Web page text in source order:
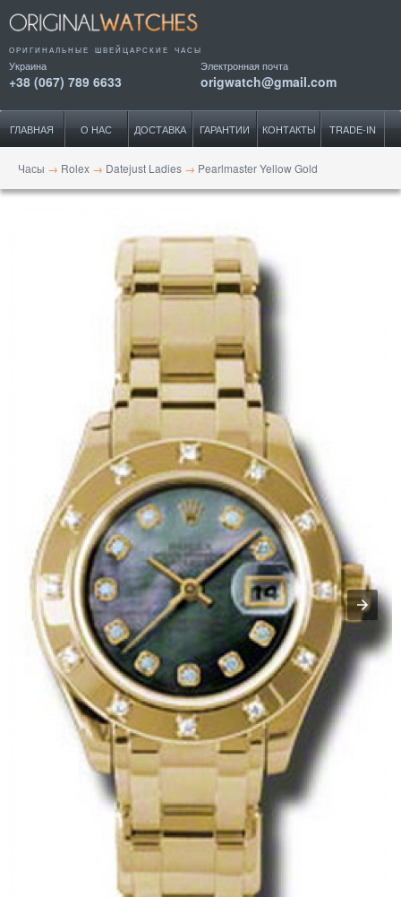
ОРИГИНАЛЬНЫЕ ШВЕЙЦАРСКИЕ ЧАСЫ
Украина
+38 (067) 789 6633
Электронная почта
origwatch@gmail.com
ГЛАВНАЯ О НАС ДОСТАВКА ГАРАНТИИ КОНТАКТЫ TRADE-IN
Часы → Rolex → Datejust Ladies → Pearlmaster Yellow Gold